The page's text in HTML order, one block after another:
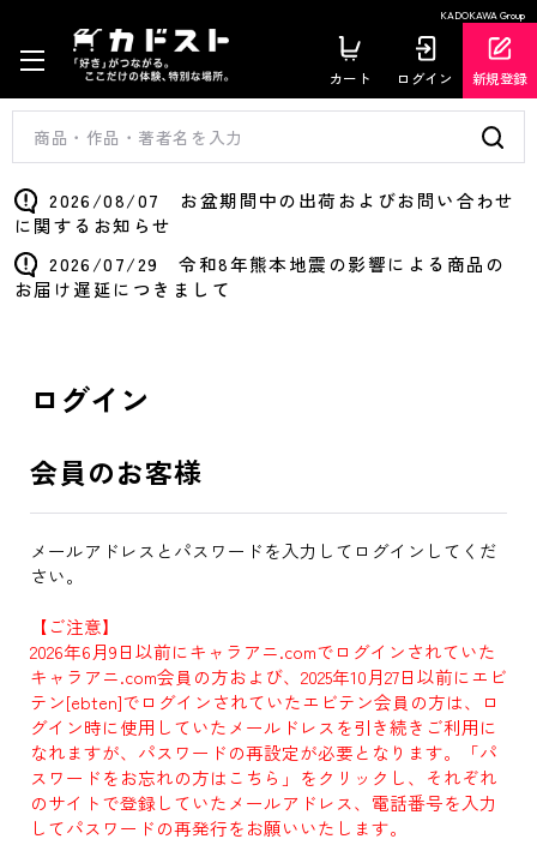
KADOKAWA Group
カート ログイン 新規登録
2026/08/07 お盆期間中の出荷およびお問い合わせ
に関するお知らせ
2026/07/29 令和8年熊本地震の影響による商品の
お届け遅延につきまして
ログイン
会員のお客様
メールアドレスとパスワードを入力してログインしてくだ
さい。
【ご注意】
2026年6月9日以前にキャラアニ.comでログインされていた
キャラアニ.com会員の方および、2025年10月27日以前にエビ
テン[ebten]でログインされていたエビテン会員の方は、ロ
グイン時に使用していたメールドレスを引き続きご利用に
なれますが、パスワードの再設定が必要となります。「パ
スワードをお忘れの方はこちら」をクリックし、それぞれ
のサイトで登録していたメールアドレス、電話番号を入力
してパスワードの再発行をお願いいたします。